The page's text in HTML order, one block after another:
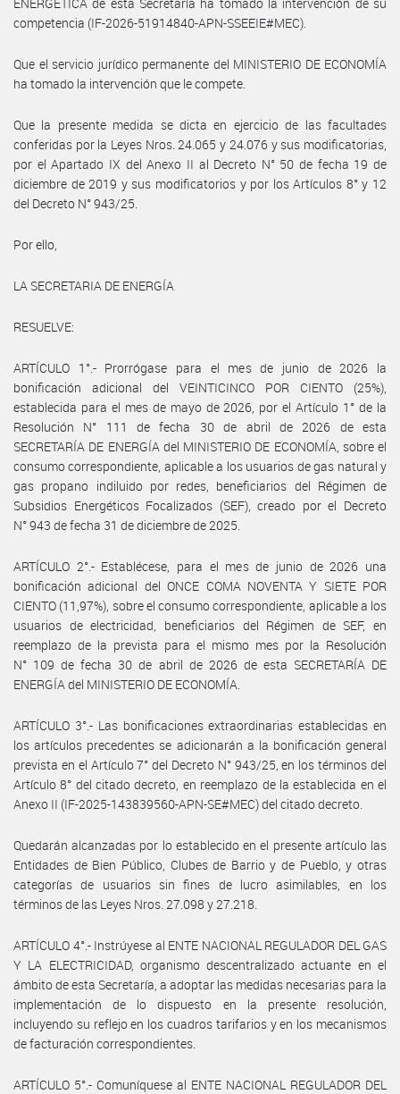
competencia (IF-2026-51914840-APN-SSEEIE#MEC).
Que el servicio jurídico permanente del MINISTERIO DE ECONOMÍA
ha tomado la intervención que le compete.
Que la presente medida se dicta en ejercicio de las facultades
conferidas por la Leyes Nros. 24.065 y 24.076 y sus modificatorias,
por el Apartado IX del Anexo II al Decreto N° 50 de fecha 19 de
diciembre de 2019 y sus modificatorios y por los Artículos 8° y 12
del Decreto N° 943/25.
Por ello,
LA SECRETARIA DE ENERGÍA
RESUELVE:
ARTÍCULO 1°.- Prorrógase para el mes de junio de 2026 la
bonificación adicional del VEINTICINCO POR CIENTO (25%),
establecida para el mes de mayo de 2026, por el Artículo 1° de la
Resolución N° 111 de fecha 30 de abril de 2026 de esta
SECRETARÍA DE ENERGÍA del MINISTERIO DE ECONOMÍA, sobre el
consumo correspondiente, aplicable a los usuarios de gas natural y
gas propano indiluido por redes, beneficiarios del Régimen de
Subsidios Energéticos Focalizados (SEF), creado por el Decreto
N° 943 de fecha 31 de diciembre de 2025.
ARTÍCULO 2°.- Establécese, para el mes de junio de 2026 una
bonificación adicional del ONCE COMA NOVENTA Y SIETE POR
CIENTO (11,97%), sobre el consumo correspondiente, aplicable a los
usuarios de electricidad, beneficiarios del Régimen de SEF, en
reemplazo de la prevista para el mismo mes por la Resolución
N° 109 de fecha 30 de abril de 2026 de esta SECRETARÍA DE
ENERGÍA del MINISTERIO DE ECONOMÍA.
ARTÍCULO 3°.- Las bonificaciones extraordinarias establecidas en
los artículos precedentes se adicionarán a la bonificación general
prevista en el Artículo 7° del Decreto N° 943/25, en los términos del
Artículo 8° del citado decreto, en reemplazo de la establecida en el
Anexo II (IF-2025-143839560-APN-SE#MEC) del citado decreto.
Quedarán alcanzadas por lo establecido en el presente artículo las
Entidades de Bien Público, Clubes de Barrio y de Pueblo, y otras
categorías de usuarios sin fines de lucro asimilables, en los
términos de las Leyes Nros. 27.098 y 27.218.
ARTÍCULO 4°.- Instrúyese al ENTE NACIONAL REGULADOR DEL GAS
Y LA ELECTRICIDAD, organismo descentralizado actuante en el
ámbito de esta Secretaría, a adoptar las medidas necesarias para la
implementación de lo dispuesto en la presente resolución,
incluyendo su reflejo en los cuadros tarifarios y en los mecanismos
de facturación correspondientes.
ARTÍCULO 5°.- Comuníquese al ENTE NACIONAL REGULADOR DEL